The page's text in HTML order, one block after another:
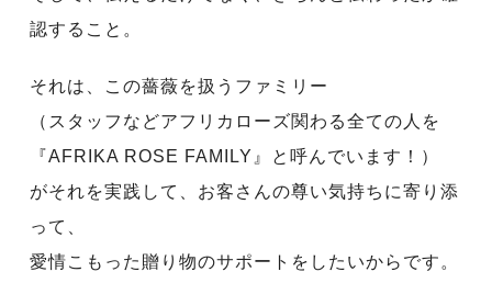
認すること。
それは、この薔薇を扱うファミリー
（スタッフなどアフリカローズ関わる全ての人を
『AFRIKA ROSE FAMILY』と呼んでいます！）
がそれを実践して、お客さんの尊い気持ちに寄り添
って、
愛情こもった贈り物のサポートをしたいからです。